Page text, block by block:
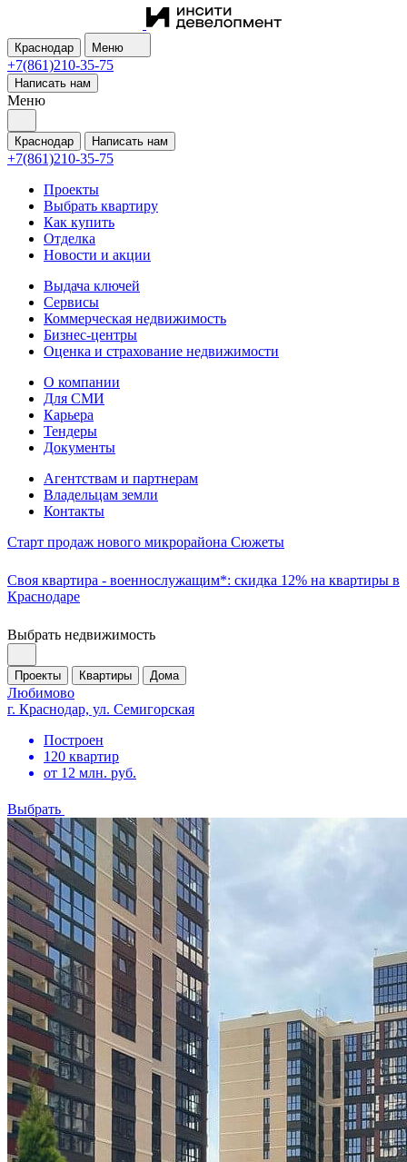
Краснодар Меню
+7(861)210-35-75
Написать нам
Меню
Краснодар Написать нам
+7(861)210-35-75
Проекты
Выбрать квартиру
Как купить
Отделка
Новости и акции
Выдача ключей
Сервисы
Коммерческая недвижимость
Бизнес-центры
Оценка и страхование недвижимости
О компании
Для СМИ
Карьера
Тендеры
Документы
Агентствам и партнерам
Владельцам земли
Контакты
Старт продаж нового микрорайона Сюжеты
Своя квартира - военнослужащим*: скидка 12% на квартиры в
Краснодаре
Выбрать недвижимость
Проекты Квартиры Дома
Любимово
г. Краснодар, ул. Семигорская
Построен
120 квартир
от 12 млн. руб.
Выбрать